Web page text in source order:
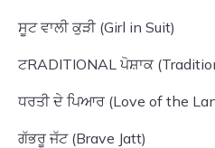
ਸੂਟ ਵਾਲੀ ਕੁੜੀ (Girl in Suit)
ਟRADITIONAL ਪੋਸ਼ਾਕ
ਧਰਤੀ ਦੇ ਪਿਆਰ (Love of the
ਗੱਭਰੂ ਜੱਟ (Brave Jatt)